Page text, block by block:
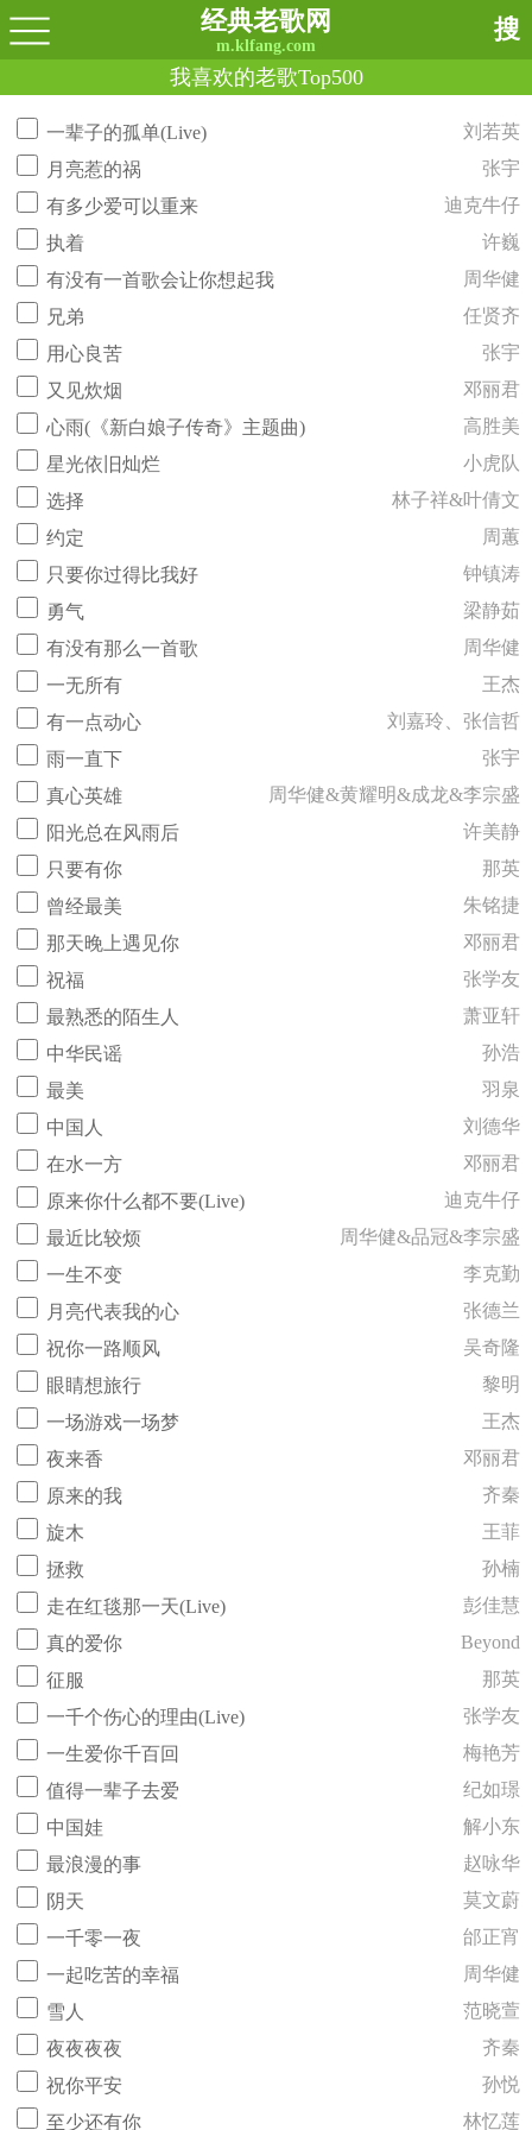
经典老歌网
m.klfang.com
搜
我喜欢的老歌Top500
一辈子的孤单(Live)
刘若英
月亮惹的祸
张宇
有多少爱可以重来
迪克牛仔
执着
许巍
有没有一首歌会让你想起我
周华健
兄弟
任贤齐
用心良苦
张宇
又见炊烟
邓丽君
心雨(《新白娘子传奇》主题曲)
高胜美
星光依旧灿烂
小虎队
选择
林子祥&叶倩文
约定
周蕙
只要你过得比我好
钟镇涛
勇气
梁静茹
有没有那么一首歌
周华健
一无所有
王杰
有一点动心
刘嘉玲、张信哲
雨一直下
张宇
真心英雄
周华健&黄耀明&成龙&李宗盛
阳光总在风雨后
许美静
只要有你
那英
曾经最美
朱铭捷
那天晚上遇见你
邓丽君
祝福
张学友
最熟悉的陌生人
萧亚轩
中华民谣
孙浩
最美
羽泉
中国人
刘德华
在水一方
邓丽君
原来你什么都不要(Live)
迪克牛仔
最近比较烦
周华健&品冠&李宗盛
一生不变
李克勤
月亮代表我的心
张德兰
祝你一路顺风
吴奇隆
眼睛想旅行
黎明
一场游戏一场梦
王杰
夜来香
邓丽君
原来的我
齐秦
旋木
王菲
拯救
孙楠
走在红毯那一天(Live)
彭佳慧
真的爱你
Beyond
征服
那英
一千个伤心的理由(Live)
张学友
一生爱你千百回
梅艳芳
值得一辈子去爱
纪如璟
中国娃
解小东
最浪漫的事
赵咏华
阴天
莫文蔚
一千零一夜
邰正宵
一起吃苦的幸福
周华健
雪人
范晓萱
夜夜夜夜
齐秦
祝你平安
孙悦
至少还有你
林忆莲